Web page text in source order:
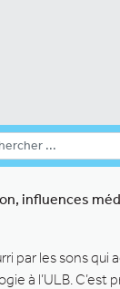
influences
par les sons
à l’ULB. C’est